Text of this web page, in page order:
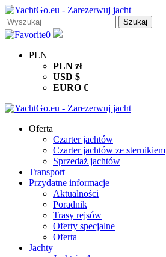
0
PLN
PLN zł
USD $
EURO €
Oferta
Czarter jachtów
Czarter jachtów ze sternikiem
Sprzedaż jachtów
Transport
Przydatne informacje
Aktualności
Poradnik
Trasy rejsów
Oferty specjalne
Oferta
Jachty